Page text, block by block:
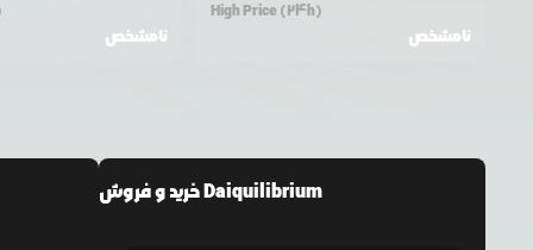
نامشخص
High Price (24h)
نامشخص
خرید و فروش Daiquilibrium